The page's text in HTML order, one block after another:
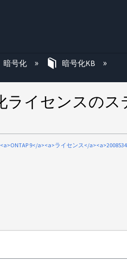
暗号化 暗号化KB
ライセンスの
9</a><a>ライセンス</